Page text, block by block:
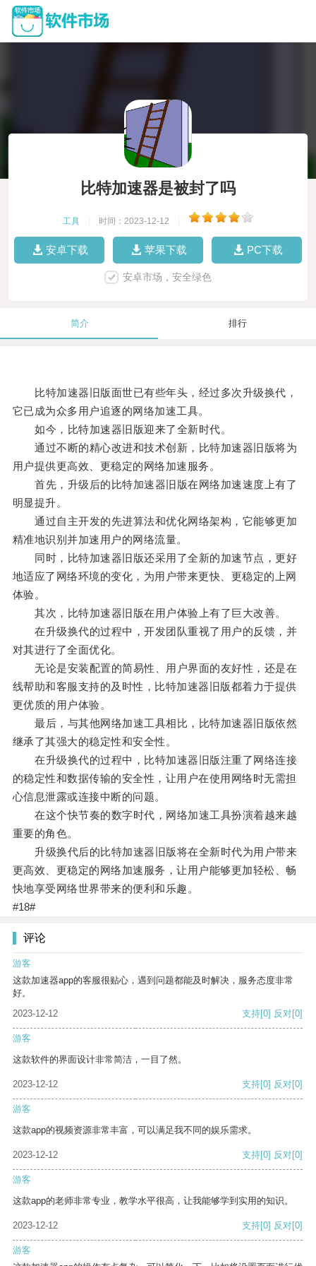
比特加速器是被封了吗
工具 时间：2023-12-12
安卓下载 苹果下载 PC下载
安卓市场，安全绿色
简介 排行
比特加速器旧版面世已有些年头，经过多次升级换代，
它已成为众多用户追逐的网络加速工具。
如今，比特加速器旧版迎来了全新时代。
通过不断的精心改进和技术创新，比特加速器旧版将为
用户提供更高效、更稳定的网络加速服务。
首先，升级后的比特加速器旧版在网络加速速度上有了
明显提升。
通过自主开发的先进算法和优化网络架构，它能够更加
精准地识别并加速用户的网络流量。
同时，比特加速器旧版还采用了全新的加速节点，更好
地适应了网络环境的变化，为用户带来更快、更稳定的上网
体验。
其次，比特加速器旧版在用户体验上有了巨大改善。
在升级换代的过程中，开发团队重视了用户的反馈，并
对其进行了全面优化。
无论是安装配置的简易性、用户界面的友好性，还是在
线帮助和客服支持的及时性，比特加速器旧版都着力于提供
更优质的用户体验。
最后，与其他网络加速工具相比，比特加速器旧版依然
继承了其强大的稳定性和安全性。
在升级换代的过程中，比特加速器旧版注重了网络连接
的稳定性和数据传输的安全性，让用户在使用网络时无需担
心信息泄露或连接中断的问题。
在这个快节奏的数字时代，网络加速工具扮演着越来越
重要的角色。
升级换代后的比特加速器旧版将在全新时代为用户带来
更高效、更稳定的网络加速服务，让用户能够更加轻松、畅
快地享受网络世界带来的便利和乐趣。
#18#
评论
游客
这款加速器app的客服很贴心，遇到问题都能及时解决，服务态度非常
好。
2023-12-12
支持[0] 反对[0]
游客
这款软件的界面设计非常简洁，一目了然。
2023-12-12 支持[0] 反对[0]
游客
这款app的视频资源非常丰富，可以满足我不同的娱乐需求。
2023-12-12 支持[0] 反对[0]
游客
这款app的老师非常专业，教学水平很高，让我能够学到实用的知识。
2023-12-12 支持[0] 反对[0]
游客